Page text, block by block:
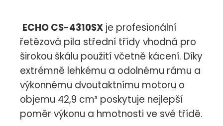
ECHO CS-4310SX je profesionální
řetězová pila střední třídy vhodná pro
širokou škálu použití včetně kácení. Díky
extrémně lehkému a odolnému rámu a
výkonnému dvoutaktnímu motoru o
objemu 42,9 cm³ poskytuje nejlepší
poměr výkonu a hmotnosti ve své třídě.